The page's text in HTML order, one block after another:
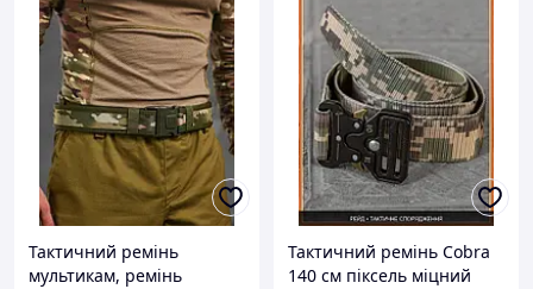
Тактичний ремінь
мультикам, ремінь
Тактичний ремінь Cobra
140 см піксель міцний